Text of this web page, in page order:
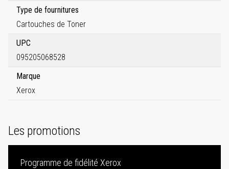
Type de fournitures
Cartouches de Toner
UPC
095205068528
Marque
Xerox
Les promotions
Programme de fidélité Xerox